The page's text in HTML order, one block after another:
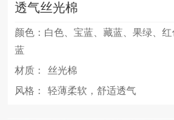
透气丝光棉
颜色：白色、宝蓝、藏蓝、果绿、
蓝
材质：
丝光棉
风格：
轻薄柔软，舒适透气